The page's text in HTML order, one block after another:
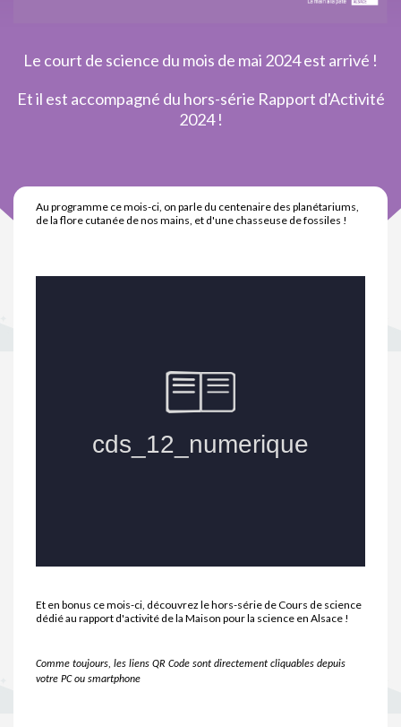
Le court de science du mois de mai 2024 est arrivé !
Et il est accompagné du hors-série Rapport d'Activité
2024 !
Au programme ce mois-ci, on parle du centenaire des planétariums,
de la flore cutanée de nos mains, et d'une chasseuse de fossiles !
Et en bonus ce mois-ci, découvrez le hors-série de Cours de science
dédié au rapport d'activité de la Maison pour la science en Alsace !
Comme toujours, les liens QR Code sont directement cliquables depuis
votre PC ou smartphone